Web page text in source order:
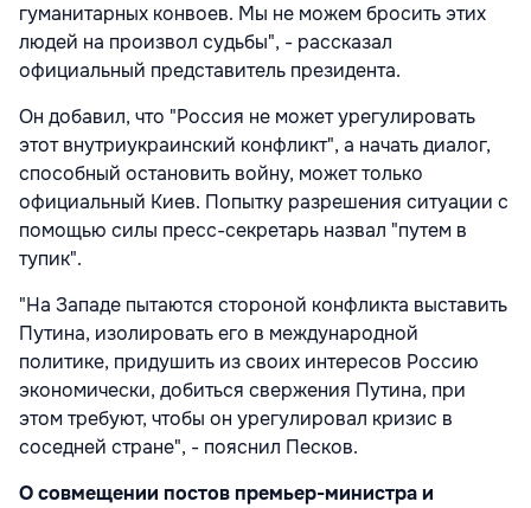
гуманитарных конвоев. Мы не можем бросить этих
людей на произвол судьбы", - рассказал
официальный представитель президента.
Он добавил, что "Россия не может урегулировать
этот внутриукраинский конфликт", а начать диалог,
способный остановить войну, может только
официальный Киев. Попытку разрешения ситуации с
помощью силы пресс-секретарь назвал "путем в
тупик".
"На Западе пытаются стороной конфликта выставить
Путина, изолировать его в международной
политике, придушить из своих интересов Россию
экономически, добиться свержения Путина, при
этом требуют, чтобы он урегулировал кризис в
соседней стране", - пояснил Песков.
О совмещении постов премьер-министра и